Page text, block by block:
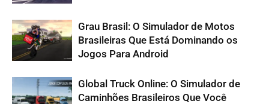
Grau Brasil: O Simulador de Motos
Brasileiras Que Está Dominando os
Jogos Para Android
Global Truck Online: O Simulador de
Caminhões Brasileiros Que Você